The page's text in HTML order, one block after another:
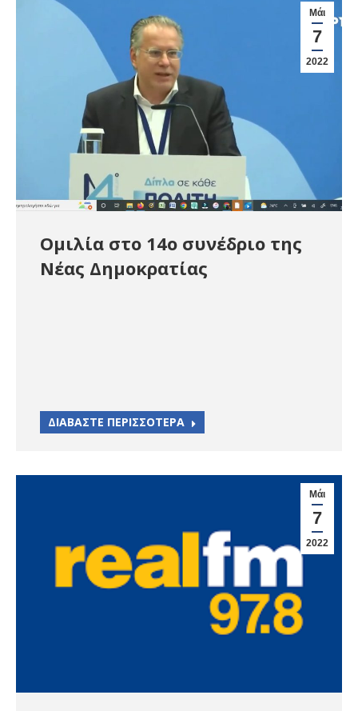
Μάι
7
2022
Ομιλία στο 14ο συνέδριο της
Νέας Δημοκρατίας
ΔΙΑΒΑΣΤΕ ΠΕΡΙΣΣΟΤΕΡΑ
Μάι
7
2022